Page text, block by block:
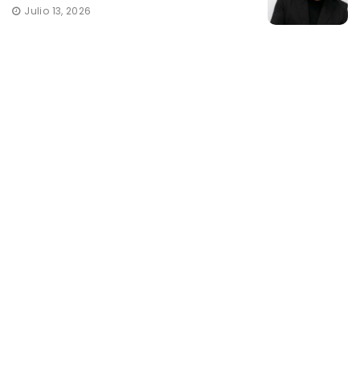
Julio 13, 2026